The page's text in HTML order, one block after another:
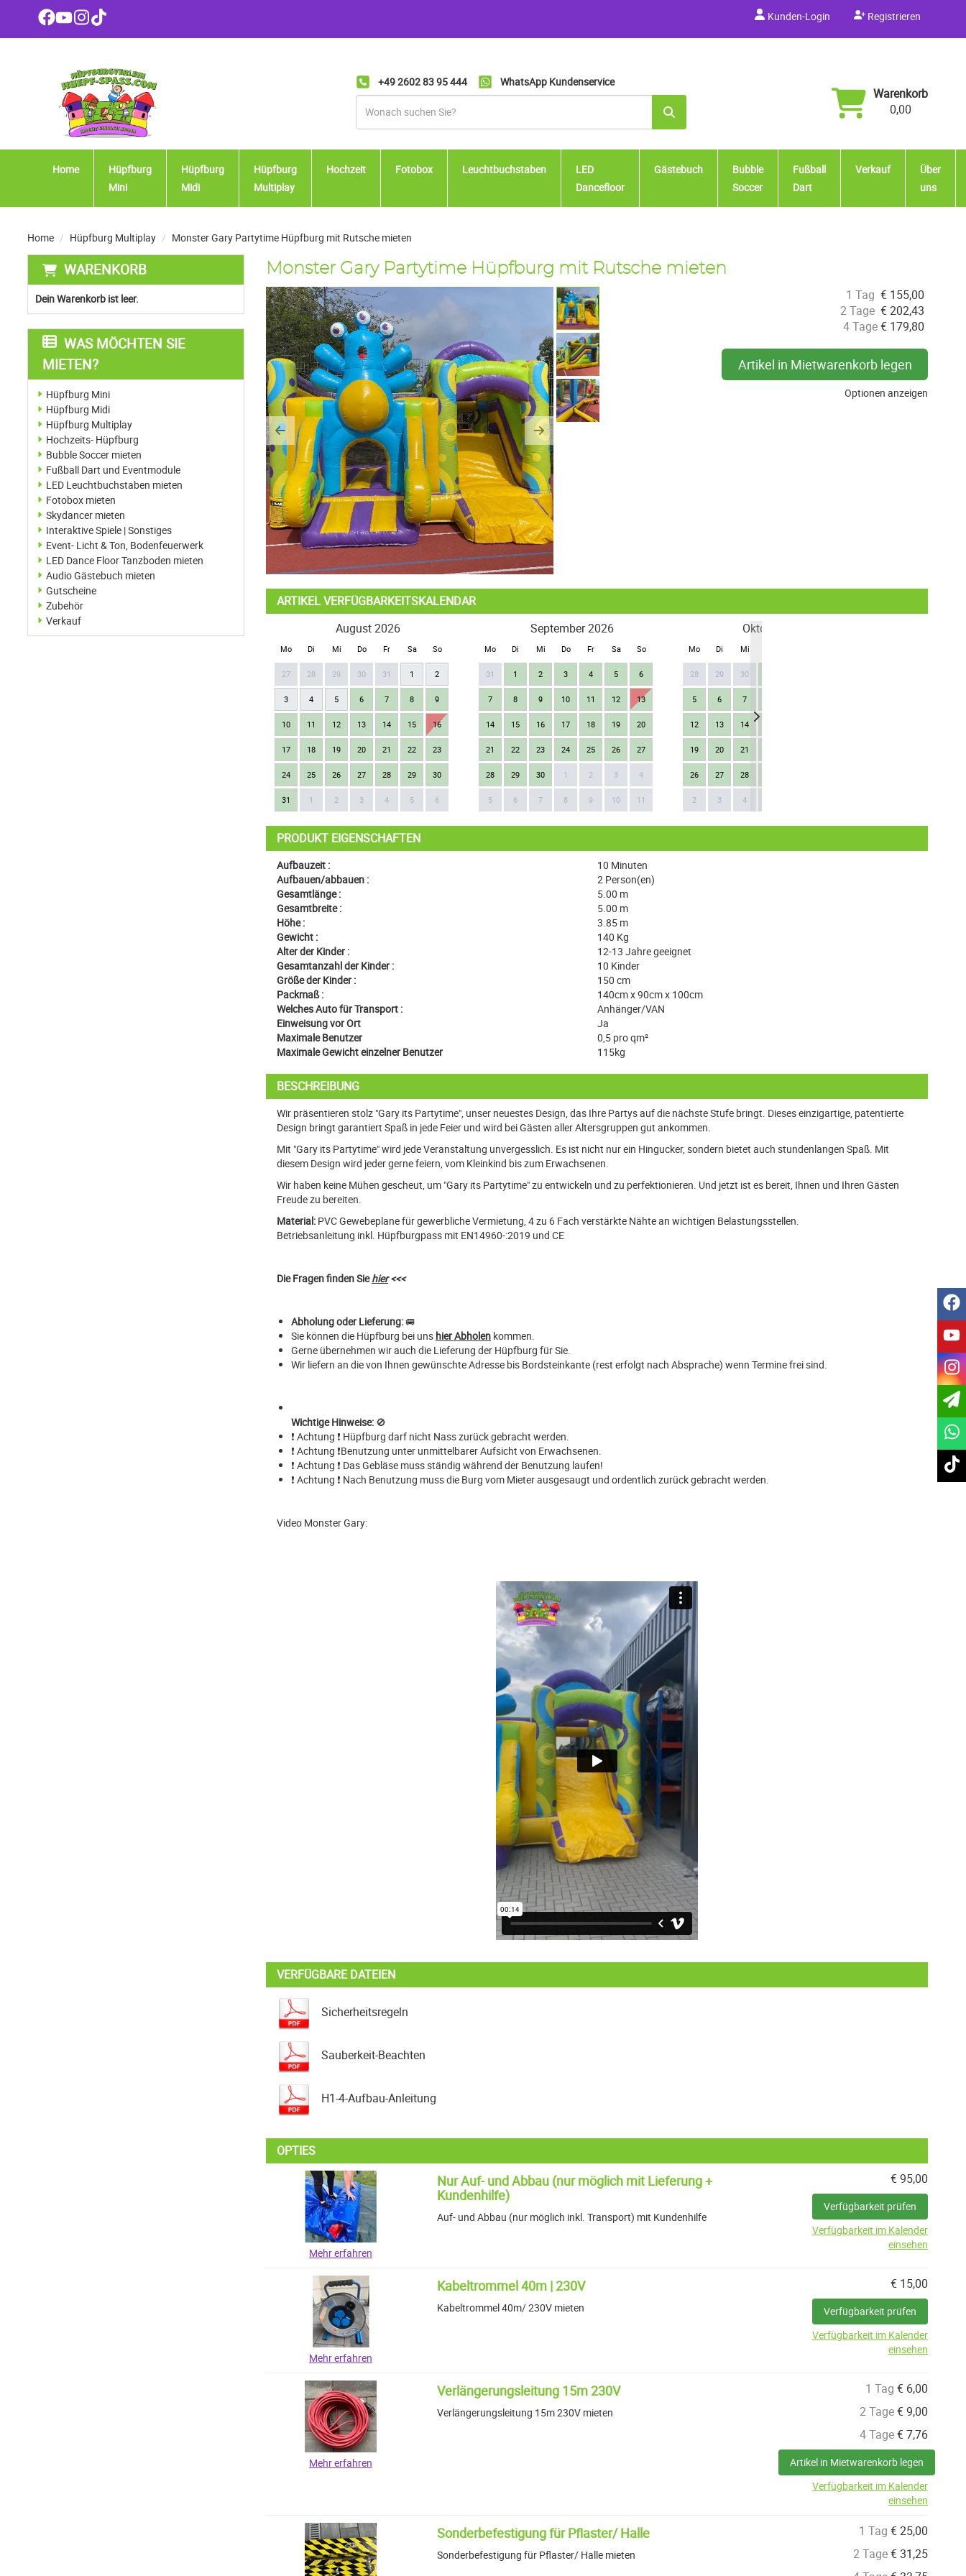
Kunden-Login Registrieren
+49 2602 83 95 444 WhatsApp Kundenservice
Warenkorb
0,00
Home
Hüpfburg
Mini
Hüpfburg
Midi
Hüpfburg
Multiplay
Hochzeit Fotobox Leuchtbuchstaben
LED
Dancefloor
Gästebuch
Bubble
Soccer
Fußball
Dart
Verkauf
Über
uns
Home Hüpfburg Multiplay Monster Gary Partytime Hüpfburg mit Rutsche mieten
WARENKORB
Dein Warenkorb ist leer.
WAS MÖCHTEN SIE
MIETEN?
Hüpfburg Mini
Hüpfburg Midi
Hüpfburg Multiplay
Hochzeits- Hüpfburg
Bubble Soccer mieten
Fußball Dart und Eventmodule
LED Leuchtbuchstaben mieten
Fotobox mieten
Skydancer mieten
Interaktive Spiele | Sonstiges
Event- Licht & Ton, Bodenfeuerwerk
LED Dance Floor Tanzboden mieten
Audio Gästebuch mieten
Gutscheine
Zubehör
Verkauf
Monster Gary Partytime Hüpfburg mit Rutsche mieten
Previous Next
1 Tag € 155,00
2 Tage €202,43
4 Tage€ 179,80
Artikel in Mietwarenkorb legen
Optionen anzeigen
ARTIKEL VERFÜGBARKEITSKALENDAR
August 2026
Mo Di Mi Do Fr Sa So
27 28 29 30 31 1 2
3 4 5 6 7 8 9
10 11 12 13 14 15 16
17 18 19 20 21 22 23
24 25 26 27 28 29 30
31 1 2 3 4 5 6
September 2026
Mo Di Mi Do Fr Sa So
31 1 2 3 4 5 6
7 8 9 10 11 12 13
14 15 16 17 18 19 20
21 22 23 24 25 26 27
28 29 30 1 2 3 4
5 6 7 8 9 10 11
Oktober 2026
Mo Di Mi
28 29 30
5 6 7
12 13 14
19 20 21
26 27 28
2 3 4
Next
PRODUKT EIGENSCHAFTEN
Aufbauzeit :
10 Minuten
Aufbauen/abbauen :
2 Person(en)
Gesamtlänge :
5.00 m
Gesamtbreite :
5.00 m
Höhe :
3.85 m
Gewicht :
140 Kg
Alter der Kinder :
12-13 Jahre geeignet
Gesamtanzahl der Kinder :
10 Kinder
Größe der Kinder :
150 cm
Packmaß :
140cm x 90cm x 100cm
Welches Auto für Transport :
Anhänger/VAN
Einweisung vor Ort
Ja
Maximale Benutzer
0,5 pro qm²
Maximale Gewicht einzelner Benutzer
115kg
BESCHREIBUNG
Wir präsentieren stolz "Gary its Partytime", unser neuestes Design, das Ihre Partys auf die nächste Stufe bringt. Dieses einzigartige, patentierte
Design bringt garantiert Spaß in jede Feier und wird bei Gästen aller Altersgruppen gut ankommen.
Mit "Gary its Partytime" wird jede Veranstaltung unvergesslich. Es ist nicht nur ein Hingucker, sondern bietet auch stundenlangen Spaß. Mit
diesem Design wird jeder gerne feiern, vom Kleinkind bis zum Erwachsenen.
Wir haben keine Mühen gescheut, um "Gary its Partytime" zu entwickeln und zu perfektionieren. Und jetzt ist es bereit, Ihnen und Ihren Gästen
Freude zu bereiten.
Material: PVC Gewebeplane für gewerbliche Vermietung, 4 zu 6 Fach verstärkte Nähte an wichtigen Belastungsstellen.
Betriebsanleitung inkl. Hüpfburgpass mit EN14960-:2019 und CE
Die Fragen finden Siehier<<<
Abholung oder Lieferung:🚐
Sie können die Hüpfburg bei uns hier Abholen kommen.
Gerne übernehmen wir auch die Lieferung der Hüpfburg für Sie.
Wir liefern an die von Ihnen gewünschte Adresse bis Bordsteinkante (rest erfolgt nach Absprache) wenn Termine frei sind.
Wichtige Hinweise: 🚫
❗ Achtung ❗ Hüpfburg darf nicht Nass zurück gebracht werden.
❗ Achtung ❗Benutzung unter unmittelbarer Aufsicht von Erwachsenen.
❗ Achtung ❗ Das Gebläse muss ständig während der Benutzung laufen!
❗ Achtung ❗ Nach Benutzung muss die Burg vom Mieter ausgesaugt und ordentlich zurück gebracht werden.
Video Monster Gary:
VERFÜGBARE DATEIEN
Sicherheitsregeln
Sauberkeit-Beachten
H1-4-Aufbau-Anleitung
OPTIES
Mehr erfahren
€95,00
Verfügbarkeit prüfen
Verfügbarkeit im Kalender
einsehen
Nur Auf- und Abbau (nur möglich mit Lieferung +
Kundenhilfe)
Auf- und Abbau (nur möglich inkl. Transport) mit Kundenhilfe
Mehr erfahren
€ 15,00
Verfügbarkeit prüfen
Verfügbarkeit im Kalender
einsehen
Kabeltrommel 40m | 230V
Kabeltrommel 40m/ 230V mieten
Mehr erfahren
1 Tag € 6,00
2 Tage€9,00
4 Tage€7,76
Artikel in Mietwarenkorb legen
Verfügbarkeit im Kalender
einsehen
Verlängerungsleitung 15m 230V
Verlängerungsleitung 15m 230V mieten
1 Tag €25,00
2 Tage€31,25
Sonderbefestigung für Pflaster/ Halle
Sonderbefestigung für Pflaster/ Halle mieten